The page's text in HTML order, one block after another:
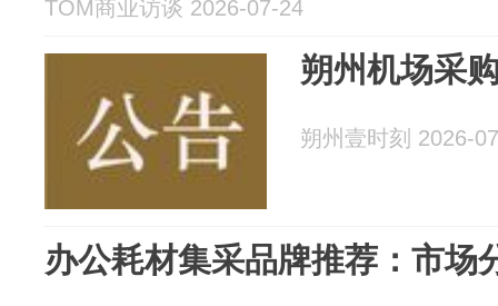
TOM商业访谈 2026-07-24
朔州机场采
朔州壹时刻 2026-
办公耗材集采品牌推荐：市场